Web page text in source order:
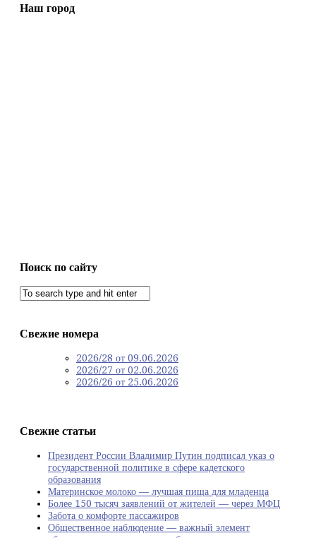
Наш город
Поиск по сайту
Свежие номера
2026/28 от 09.06.2026
2026/27 от 02.06.2026
2026/26 от 25.06.2026
Свежие статьи
Президент России Владимир Путин подписал указ о
государственной политике в сфере кадетского
образования
Материнское молоко — лучшая пища для младенца
Более 150 тысяч заявлений от жителей — через МФЦ
Забота о комфорте пассажиров
Общественное наблюдение — важный элемент